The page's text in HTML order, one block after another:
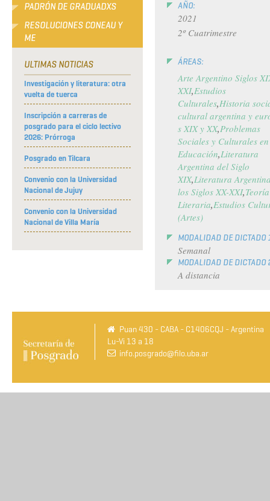
PADRÓN DE GRADUADXS
RESOLUCIONES CONEAU Y
ME
ULTIMAS NOTICIAS
Investigación y literatura: otra
vuelta de tuerca
Inscripción a carreras de
posgrado para el ciclo lectivo
2026: Prórroga
Posgrado en Tilcara
Convenio con la Universidad
Nacional de Jujuy
Convenio con la Universidad
Nacional de Villa María
AÑO:
2021
2º Cuatrimestre
ÁREAS:
Arte Argentino Siglos
XXI Estudios
Culturales Historia
cultural argentina y
s XIX y XX Problemas
Sociales y Culturales en
Educación Literatura
Argentina del Siglo
XIX Literatura
los Siglos XX-XXI Teoría
Literaria Estudios
(Artes)
MODALIDAD DE DICTADO
Semanal
MODALIDAD DE DICTADO
A distancia
Puan 430 - CABA - C1406CQJ - Argentina
Lu-Vi 13 a 18
info.posgrado@filo.uba.ar